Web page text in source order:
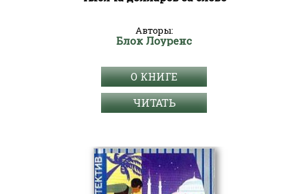
Авторы:
Блок Лоуренс
О КНИГЕ
ЧИТАТЬ